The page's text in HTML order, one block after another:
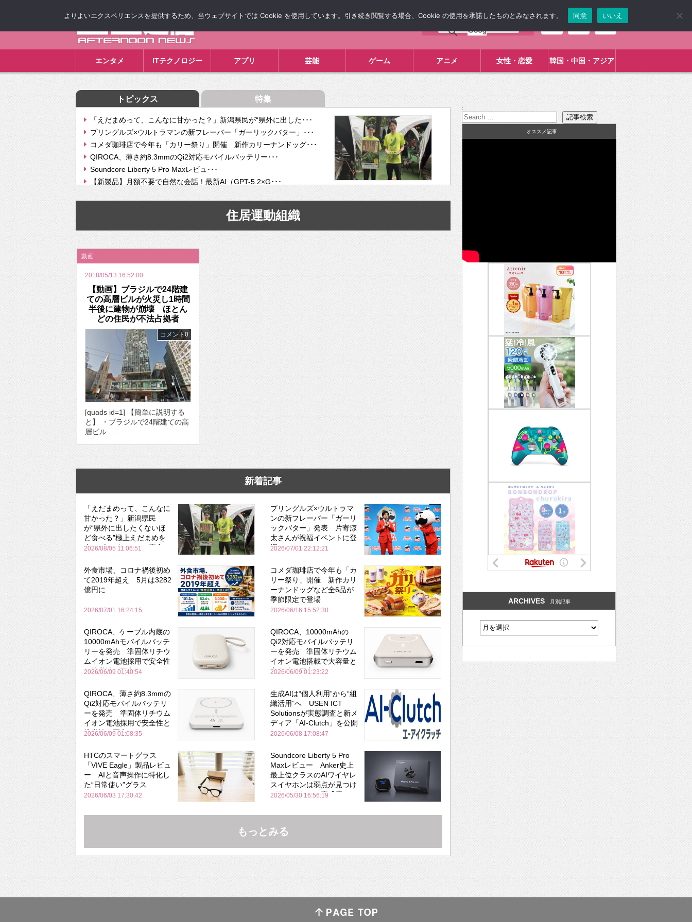
エンタメ ITテクノロジー アプリ 芸能 ゲーム アニメ 女性・恋愛 韓国・中国・アジア
トピックス 特集
「えだまめって、こんなに甘かった？」新潟県民が“県外に出した･･･
プリングルズ×ウルトラマンの新フレーバー「ガーリックバター」･･･
コメダ珈琲店で今年も「カリー祭り」開催 新作カリーナンドッグ･･･
QIROCA、薄さ約8.3mmのQi2対応モバイルバッテリー･･･
Soundcore Liberty 5 Pro Maxレビュ･･･
【新製品】月額不要で自然な会話！最新AI（GPT-5.2×G･･･
【次世代の没入感と生産性】VITURE Luma Ultra･･･
挫折率8割の壁をAIで突破。ジャストシステム、”自分が今話し･･･
2026年のバレンタインは「自分で作って、想いを渡す」 TE･･･
住居運動組織
動画
2018/05/13 16:52:00
【動画】ブラジルで24階建
ての高層ビルが火災し1時間
半後に建物が崩壊 ほとん
どの住民が不法占拠者
コメント0
[quads id=1] 【簡単に説明する
と】 ・ブラジルで24階建ての高
層ビル …
新着記事
「えだまめって、こんなに
甘かった？」新潟県民
が“県外に出したくないほ
ど食べる”極上えだまめを
森のビアガーデンで実食
2026/08/05 11:06:51
プリングルズ×ウルトラマ
ンの新フレーバー「ガーリ
ックバター」発表 片寄涼
太さんが祝福イベントに登
場
2026/07/01 22:12:21
外食市場、コロナ禍後初め
て2019年超え 5月は3282
億円に
2026/07/01 16:24:15
コメダ珈琲店で今年も「カ
リー祭り」開催 新作カリ
ーナンドッグなど全6品が
季節限定で登場
2026/06/16 15:52:30
QIROCA、ケーブル内蔵の
10000mAhモバイルバッテ
リーを発売 準固体リチウ
ムイオン電池採用で安全性
と携帯性を両立
2026/06/09 01:40:54
QIROCA、10000mAhの
Qi2対応モバイルバッテリ
ーを発売 準固体リチウム
イオン電池搭載で大容量と
安全性を両立
2026/06/09 01:23:22
QIROCA、薄さ約8.3mmの
Qi2対応モバイルバッテリ
ーを発売 準固体リチウム
イオン電池採用で安全性と
携帯性を両立
2026/06/09 01:08:35
生成AIは“個人利用”から“組
織活用”へ USEN ICT
Solutionsが実態調査と新メ
ディア「AI-Clutch」を公開
2026/06/08 17:08:47
HTCのスマートグラス
「VIVE Eagle」製品レビュ
ー AIと音声操作に特化し
た“日常使い”グラス
2026/06/03 17:30:42
Soundcore Liberty 5 Pro
Maxレビュー Anker史上
最上位クラスのAIワイヤレ
スイヤホンは弱点が見つけ
づらいくらいの完成度にび
Bose並み
2026/05/30 16:56:19
もっとみる
:
オススメ記事
ARCHIVES 月別記事
よりよいエクスペリエンスを提供するため、当ウェブサイトでは Cookie を使用しています。引き続き閲覧する場合、Cookie の使用を承諾したものとみなされます。 同意 いいえ